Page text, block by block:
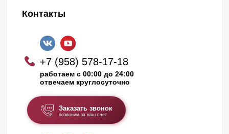
Контакты
+7 (958) 578-17-18
работаем с 00:00 до 24:00
отвечаем круглосуточно
Заказать звонок
позвоним за наш счет